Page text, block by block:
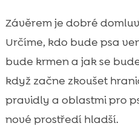
Závěrem je dobré
Určíme, kdo bude psa
bude krmen a jak se
když začne zkoušet
pravidly a oblastmi pro
nové prostředí hladší.